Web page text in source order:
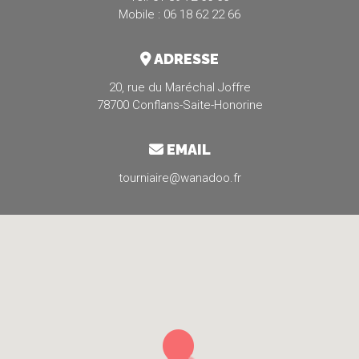
Mobile : 06 18 62 22 66
ADRESSE
20, rue du Maréchal Joffre
78700 Conflans-Saite-Honorine
EMAIL
tourniaire@wanadoo.fr